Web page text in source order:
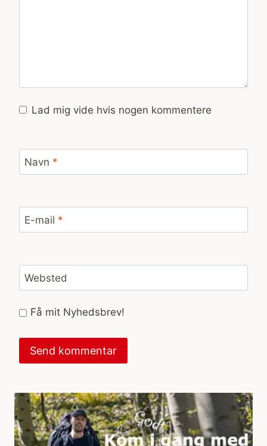
Lad mig vide hvis nogen kommentere
Navn *
E-mail *
Websted
Få mit Nyhedsbrev!